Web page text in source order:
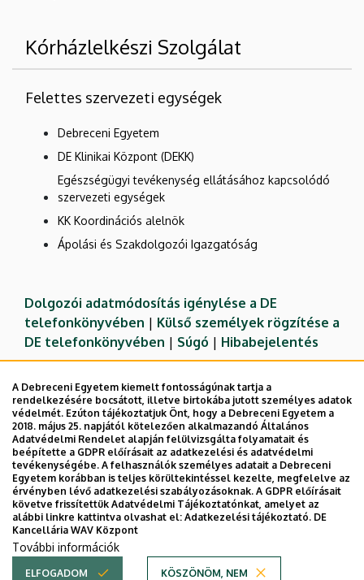
Kórházlelkészi Szolgálat
Felettes szervezeti egységek
Debreceni Egyetem
DE Klinikai Központ (DEKK)
Egészségügyi tevékenység ellátásához kapcsolódó
szervezeti egységek
KK Koordinációs alelnök
Ápolási és Szakdolgozói Igazgatóság
Dolgozói adatmódosítás igénylése a DE
telefonkönyvében | Külső személyek rögzítése a
DE telefonkönyvében | Súgó | Hibabejelentés
Adatvédelem
Adatvédelem
A Debreceni Egyetem kiemelt fontosságúnak tartja a
rendelkezésére bocsátott, illetve birtokába jutott személyes adatok
védelmét. Ezúton tájékoztatjuk Önt, hogy a Debreceni Egyetem a
2018. május 25. napjától kötelezően alkalmazandó Általános
Adatvédelmi Rendelet alapján felülvizsgálta folyamatait és
beépítette a GDPR előírásait az adatkezelési és adatvédelmi
tevékenységébe. A felhasználók személyes adatait a Debreceni
Egyetem korábban is teljes körültekintéssel kezelte, megfelelve az
érvényben lévő adatkezelési szabályozásoknak. A GDPR előírásait
követve frissítettük Adatvédelmi Tájékoztatónkat, amelyet az
alábbi linkre kattintva olvashat el: Adatkezelési tájékoztató. DE
Kancellária WAV Központ
További információk
ELFOGADOM KÖSZÖNÖM, NEM